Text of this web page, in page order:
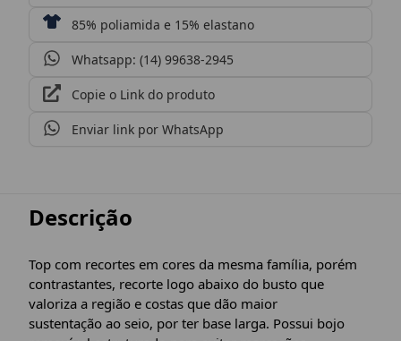
85% poliamida e 15% elastano
Whatsapp: (14) 99638-2945
Copie o Link do produto
Enviar link por WhatsApp
Descrição
Top com recortes em cores da mesma família, porém
contrastantes, recorte logo abaixo do busto que
valoriza a região e costas que dão maior
sustentação ao seio, por ter base larga. Possui bojo